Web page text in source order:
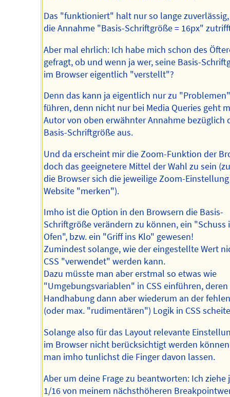
Das "funktioniert" halt nur so lange
die Annahme "Basis-Schriftgröße = 16px"
Aber mal ehrlich: Ich habe mich schon des
gefragt, ob und wenn ja wer, seine Basis-
im Browser eigentlich "verstellt"?
Denn das kann ja eigentlich nur zu "Problemen"
führen, denn nicht nur bei Media Queries geht
Autor von oben erwähnter Annahme bezüglich
Basis-Schriftgröße aus.
Und da erscheint mir die Zoom-Funktion der
doch das geeignetere Mittel der Wahl zu sein
die Browser sich die jeweilige Zoom-
Website "merken").
Imho ist die Option in den Browsern die Basis-
Schriftgröße verändern zu können, ein "Schuss
Ofen", bzw. ein "Griff ins Klo" gewesen!
Zumindest solange, wie der eingestellte Wert
CSS "verwendet" werden kann.
Dazu müsste man aber erstmal so etwas wie
"Umgebungsvariablen" in CSS einführen, deren
Handhabung dann aber wiederum an der
(oder max. "rudimentären") Logik in CSS
Solange also für das Layout relevante
im Browser nicht berücksichtigt werden
man imho tunlichst die Finger davon lassen.
Aber um deine Frage zu beantworten: Ich ziehe
1/16 von meinem nächsthöheren